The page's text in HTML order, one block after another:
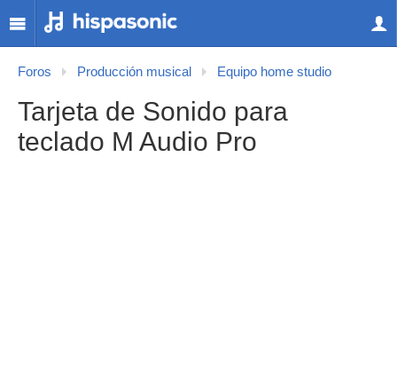
Foros Producción musical Equipo home studio
Tarjeta de Sonido para
teclado M Audio Pro